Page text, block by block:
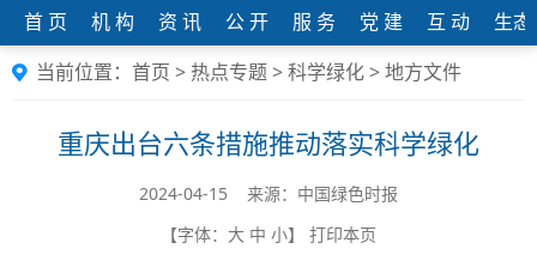
首 页 机 构 资 讯 公 开 服 务 党 建 互 动
生
当前位置： 首页 > 热点专题>科学绿化>地方文件
重庆出台六条措施推动落实科学绿化
2024-04-15 来源：中国绿色时报
【字体： 大 中 小】 打印本页